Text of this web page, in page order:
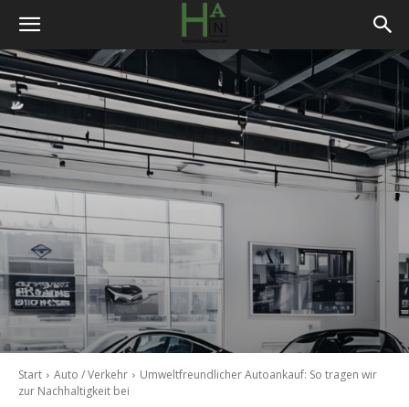
Start Auto / Verkehr
Umweltfreundlicher Autoankauf: So tragen wir
zur Nachhaltigkeit bei